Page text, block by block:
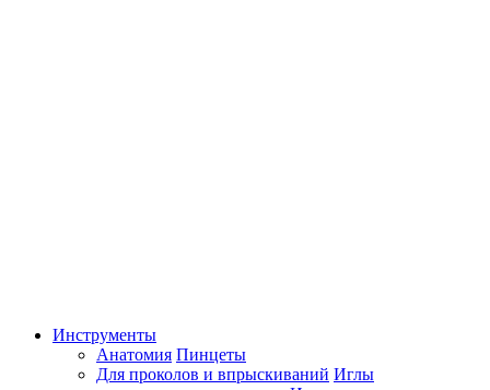
Инструменты
Анатомия Пинцеты
Для проколов и впрыскиваний Иглы